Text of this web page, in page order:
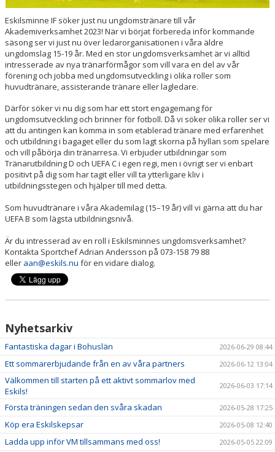
Eskilsminne IF söker just nu ungdomstränare till vår
Akademiverksamhet 2023! När vi börjat förbereda inför kommande
säsong ser vi just nu över ledarorganisationen i våra äldre
ungdomslag 15-19 år. Med en stor ungdomsverksamhet är vi alltid
intresserade av nya tränarförmågor som vill vara en del av vår
förening och jobba med ungdomsutveckling i olika roller som
huvudtränare, assisterande tränare eller lagledare.
Därför söker vi nu dig som har ett stort engagemang för
ungdomsutveckling och brinner för fotboll. Då vi söker olika roller ser vi
att du antingen kan komma in som etablerad tränare med erfarenhet
och utbildning i bagaget eller du som lagt skorna på hyllan som spelare
och vill påbörja din tränarresa. Vi erbjuder utbildningar som
Tränarutbildning D och UEFA C i egen regi, men i övrigt ser vi enbart
positivt på dig som har tagit eller vill ta ytterligare kliv i
utbildningsstegen och hjälper till med detta.
Som huvudtränare i våra Akademilag (15–19 år) vill vi gärna att du har
UEFA B som lägsta utbildningsnivå.
Är du intresserad av en roll i Eskilsminnes ungdomsverksamhet?
Kontakta Sportchef Adrian Andersson på 073-158 79 88
eller aan@eskils.nu för en vidare dialog.
Nyhetsarkiv
Fantastiska dagar i Bohuslän 2026-06-29 08:44
Ett sommarerbjudande från en av våra partners 2026-06-12 13:04
Välkommen till starten på ett aktivt sommarlov med
Eskils!
2026-06-03 17:14
Första träningen sedan den svåra skadan 2026-05-28 17:25
Köp era Eskilskepsar 2026-05-08 12:40
Ladda upp inför VM tillsammans med oss! 2026-05-05 22:09